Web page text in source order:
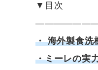
▼目次
・ 海外製食洗
・ミーレの実